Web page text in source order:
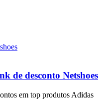
de desconto Netshoes
em top produtos Adidas